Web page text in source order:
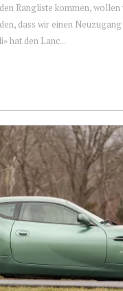
Rangliste kommen, wollen
dass wir einen
hat den Lanc...